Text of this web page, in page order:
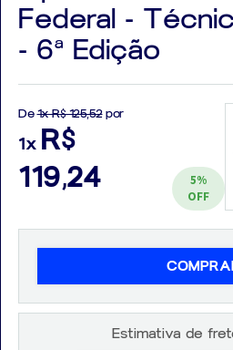
Notícias
Aulas
VIVO
GRATUITAS!
Federal -
- 6ª Edição
De 1x R$ 125,52por
1x R$
119,24
5%
OFF
Estimativa de